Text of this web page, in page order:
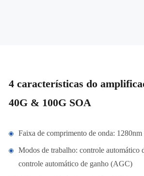
4 características do
40G & 100G SOA
Faixa de comprimento de onda:
Modos de trabalho: controle automático
controle automático de ganho (AGC)